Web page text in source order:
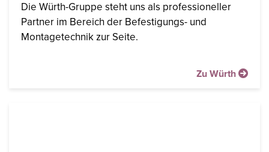
Die Würth-Gruppe steht uns als professioneller
Partner im Bereich der Befestigungs- und
Montagetechnik zur Seite.
Zu Würth